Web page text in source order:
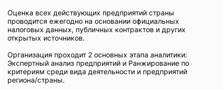
Оценка всех действующих предприятий страны
проводится ежегодно на основании официальных
налоговых данных, публичных контрактов и других
открытых источников.
Организация проходит 2 основных этапа аналитики:
Экспертный анализ предприятий и Ранжирование по
критериям среди вида деятельности и предприятий
региона/страны.